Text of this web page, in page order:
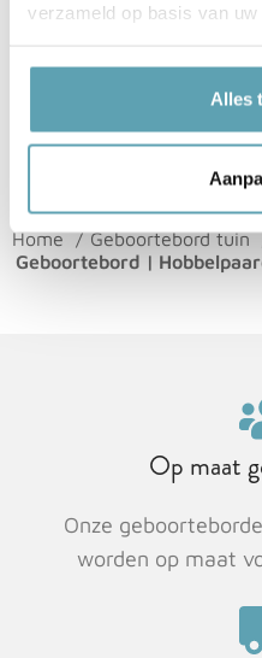
verzameld op basis van
Alles
Lichtblauw
Home
Geboortebord tuin
Geboortebord |
Op maat
Onze
worden op maat